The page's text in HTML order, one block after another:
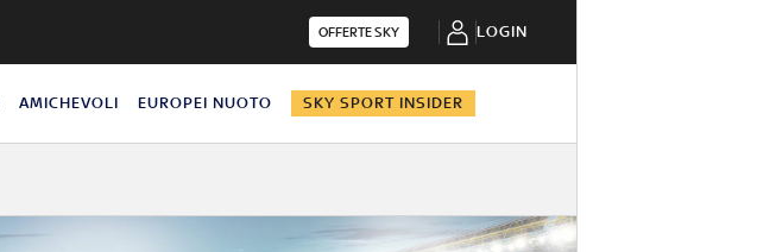
OFFERTE SKY LOGIN
AMICHEVOLI EUROPEI NUOTO SKY SPORT INSIDER